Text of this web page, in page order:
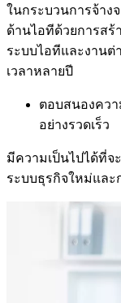
ในกระบวนการจ้าง
ด้านไอทีด้วยการสร้
ระบบไอทีและงานต่
เวลาหลายปี
ตอบสนองคว
อย่างรวดเร็ว
มีความเป็นไปได้ที่
ระบบธุรกิจใหม่แล